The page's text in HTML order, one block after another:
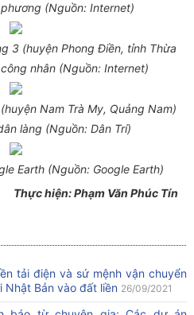
(Nguồn: Internet)
3 (huyện Phong Điền, tỉnh Thừa
nhân (Nguồn: Internet)
Nam Trà My, Quảng Nam)
làng (Nguồn: Dân Trí)
Earth (Nguồn: Google Earth)
Thực hiện: Phạm Văn Phúc Tín
tải điện và sứ mệnh vận chuyển
Nhật Bản vào đất liền 26/09/2021